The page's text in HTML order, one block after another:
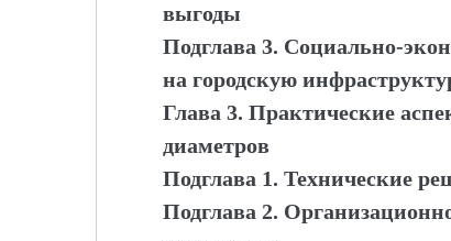
выгоды
Подглава 3. Социально-
на городскую
Глава 3. Практические
диаметров
Подглава 1. Технические
Подглава 2.